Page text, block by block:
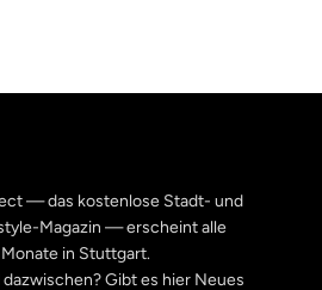
— das kostenlose Stadt- und
Magazin — erscheint alle
in Stuttgart.
dazwischen? Gibt es hier Neues